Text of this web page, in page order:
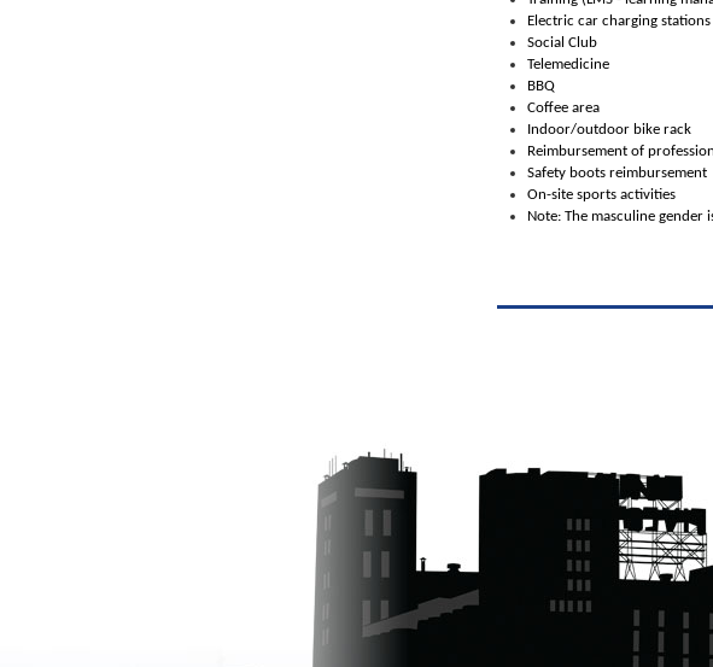
Electric car charging stations
Social Club
Telemedicine
BBQ
Coffee area
Indoor/outdoor bike rack
Reimbursement of
Safety boots reimbursement
On-site sports activities
Note: The masculine gender